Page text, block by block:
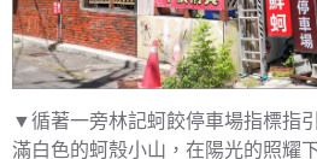
▼循著一旁林記蚵餃停車場指標指
滿白色的蚵殼小山，在陽光的照耀